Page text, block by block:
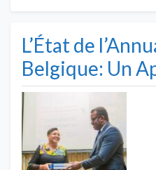
L’État de
Belgique: Un